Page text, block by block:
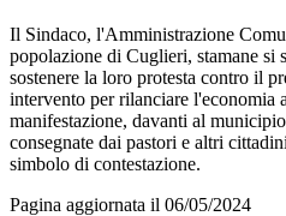
Il Sindaco, l'Amministrazione
popolazione di Cuglieri, stamane si
sostenere la loro protesta contro il
intervento per rilanciare l'economia
manifestazione, davanti al
consegnate dai pastori e altri
simbolo di contestazione.
Pagina aggiornata il 06/05/2024